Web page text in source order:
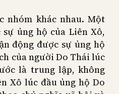
nhóm khác nhau. Một
ủng hộ của Liên Xô,
động được sự ủng hộ
của người Do Thái lúc
là trung lập, không
Xô lúc đầu ủng hộ Do